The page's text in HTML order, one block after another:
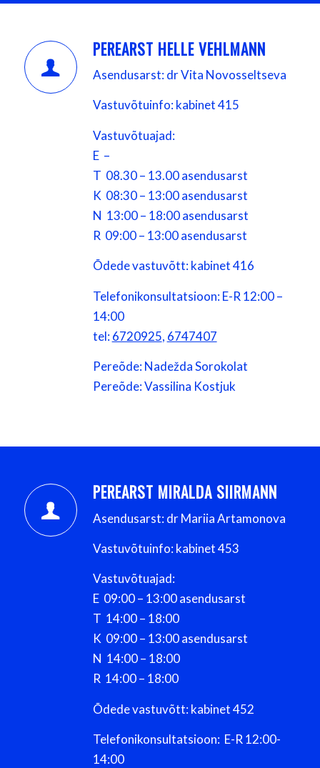
PEREARST HELLE VEHLMANN
Asendusarst: dr Vita Novosseltseva
Vastuvõtuinfo: kabinet 415
Vastuvõtuajad:
E –
T 08.30 – 13.00 asendusarst
K 08:30 – 13:00 asendusarst
N 13:00 – 18:00 asendusarst
R 09:00 – 13:00 asendusarst
Õdede vastuvõtt: kabinet 416
Telefonikonsultatsioon: E-R 12:00 –
14:00
tel:6720925, 6747407
Pereõde: Nadež­da Sorokolat
Pereõde: Vassilina Kostjuk
PEREARST MIRALDA SIIRMANN
Asendusarst: dr Mariia Artamonova
Vastuvõtuinfo: kabinet 453
Vastuvõtuajad:
E 09:00 – 13:00 asendusarst
T 14:00 – 18:00
K 09:00 – 13:00 asendusarst
N 14:00 – 18:00
R 14:00 – 18:00
Õdede vastuvõtt: kabinet 452
Telefonikonsultatsioon: E-R 12:00-
14:00